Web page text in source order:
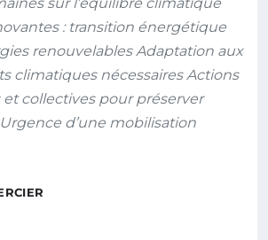
: transition énergétique
renouvelables Adaptation aux
climatiques nécessaires Actions
collectives pour préserver
d’une mobilisation